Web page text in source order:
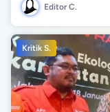
Editor C.
Kritik S.